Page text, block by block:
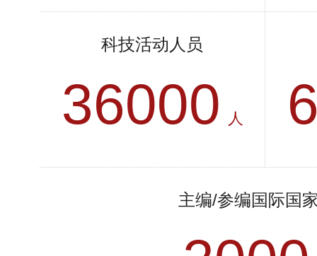
科技活动人员
36000 人
主编/参编国际国